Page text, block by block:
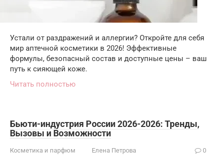
Устали от раздражений и аллергии? Откройте для себя
мир аптечной косметики в 2026! Эффективные
формулы, безопасный состав и доступные цены – ваш
путь к сияющей коже.
Читать полностью
Бьюти-индустрия России 2026-2026: Тренды,
Вызовы и Возможности
Косметика и парфюм Елена Петрова 0